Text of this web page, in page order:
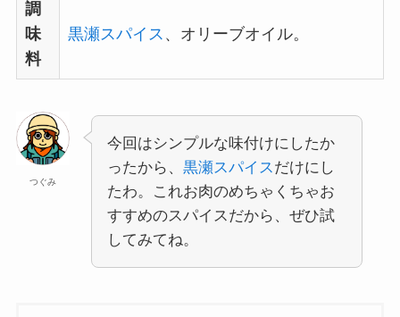
調
味
料
黒瀬スパイス 、オリーブオイル。
つぐみ
今回はシンプルな味付けにしたか
ったから、 黒瀬スパイス だけにし
たわ。これお肉のめちゃくちゃお
すすめのスパイスだから、ぜひ試
してみてね。